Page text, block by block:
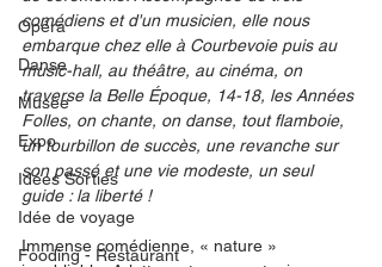
Opéra
Danse
Musée
Expo
Idées Sorties
Idée de voyage
Fooding - Restaurant
comédiens et d'un musicien, elle nous
embarque chez elle à Courbevoie puis au
music-hall, au théâtre, au cinéma, on
traverse la Belle Époque, 14-18, les Années
Folles, on chante, on danse, tout flamboie,
un tourbillon de succès, une revanche sur
son passé et une vie modeste, un seul
guide : la liberté !
Immense comédienne, « nature »